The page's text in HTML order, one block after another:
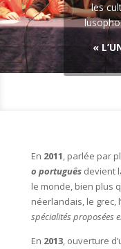
les
«
En 2011, parlée par
o portuguêsdevient
le monde, bien plus
néerlandais, le grec,
spécialités proposées
En 2013, ouverture